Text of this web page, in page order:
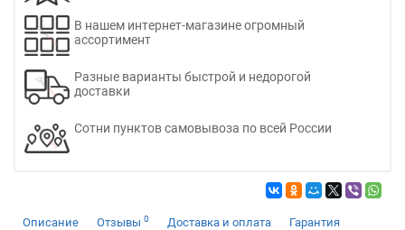
В нашем интернет-магазине огромный
ассортимент
Разные варианты быстрой и недорогой
доставки
Сотни пунктов самовывоза по всей России
Описание Отзывы 0 Доставка и оплата Гарантия